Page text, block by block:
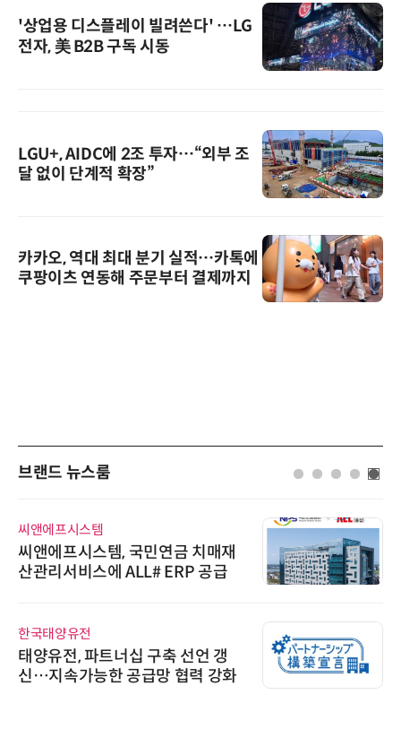
'상업용 디스플레이 빌려쓴다' …LG
전자, 美 B2B 구독 시동
LGU+, AIDC에 2조 투자…“외부 조
달 없이 단계적 확장”
카카오, 역대 최대 분기 실적…카톡에
쿠팡이츠 연동해 주문부터 결제까지
브랜드 뉴스룸
씨앤에프시스템
씨앤에프시스템, 국민연금 치매재
산관리서비스에 ALL# ERP 공급
한국태양유전
태양유전, 파트너십 구축 선언 갱
신…지속가능한 공급망 협력 강화